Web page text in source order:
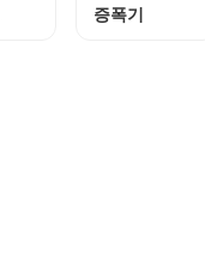
증폭기